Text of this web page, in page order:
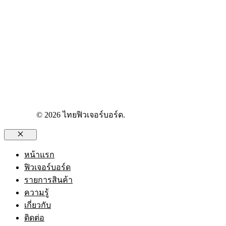
© 2026 ไทยฟิวเจอร์บอร์ด.
Close
หน้าแรก
ฟิวเจอร์บอร์ด
รายการสินค้า
ความรู้
เกี่ยวกับ
ติดต่อ